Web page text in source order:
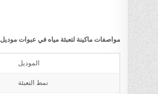
مواصفات ماكينة لتعبئة مياه في عبوات موديل
الموديل
نمط التعبئة